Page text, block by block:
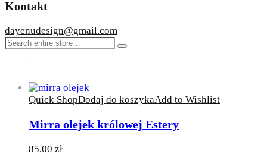
Kontakt
dayenudesign@gmail.com
Quick ShopDodaj do koszykaAdd to Wishlist
Mirra olejek królowej Estery
85,00 zł